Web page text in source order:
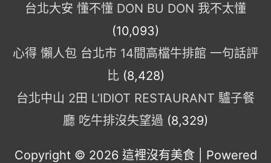
台北大安 懂不懂 DON BU DON 我不太懂
(10,093)
心得 懶人包 台北市 14間高檔牛排館 一句話評
比 (8,428)
台北中山 2田 L’IDIOT RESTAURANT 驢子餐
廳 吃牛排沒失望過 (8,329)
Copyright © 2026 這裡沒有美食 | Powered